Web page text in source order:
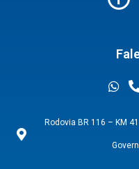
Rodovia BR 116 – KM